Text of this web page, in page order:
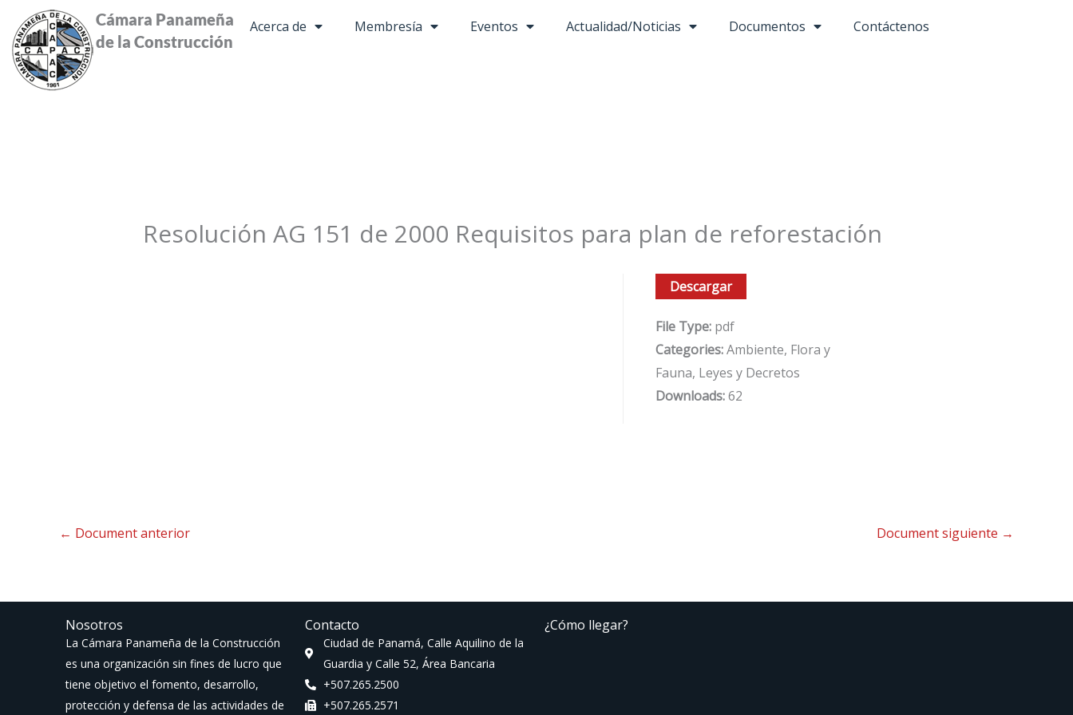
contenido
Cámara Panameña
de la Construcción
Acerca de Membresía Eventos Actualidad/Noticias Documentos Contáctenos
Resolución AG 151 de 2000 Requisitos para plan de reforestación
Descargar
File Type: pdf
Categories:Ambiente, Flora y
Fauna, Leyes y Decretos
Downloads:62
← Document anterior Document siguiente →
Nosotros
La Cámara Panameña de la Construcción
es una organización sin fines de lucro que
tiene objetivo el fomento, desarrollo,
protección y defensa de las actividades de
Contacto
Ciudad de Panamá, Calle Aquilino de la
Guardia y Calle 52, Área Bancaria
+507.265.2500
+507.265.2571
¿Cómo llegar?